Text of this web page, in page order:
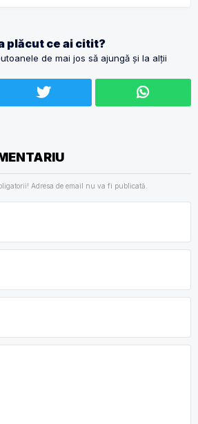
plăcut ce ai citit?
de mai jos să ajungă și la alții
Adresa de email nu va fi publicată.